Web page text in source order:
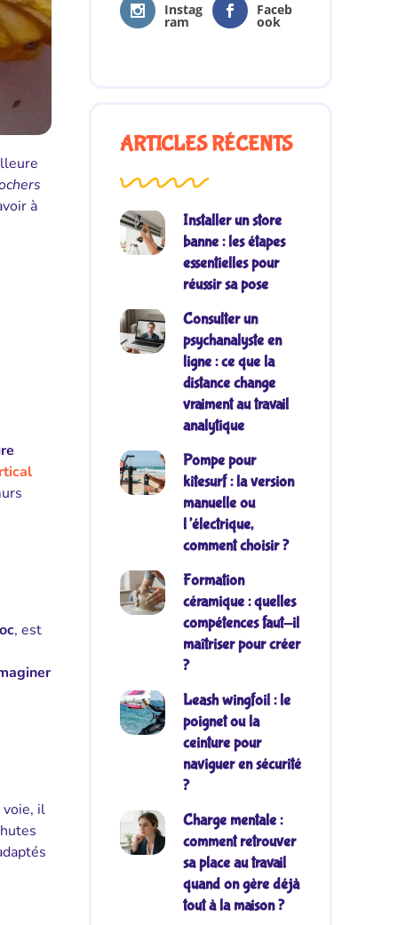
à
, est
voie, il
Instag
ram
Faceb
ook
ARTICLES RÉCENTS
Installer un store
banne : les étapes
essentielles pour
réussir sa pose
Consulter un
psychanalyste en
ligne : ce que la
distance change
vraiment au travail
analytique
Pompe pour
kitesurf : la version
manuelle ou
l’électrique,
comment choisir ?
Formation
céramique : quelles
compétences faut-il
maîtriser pour créer
?
Leash wingfoil : le
poignet ou la
ceinture pour
naviguer en sécurité
?
Charge mentale :
comment retrouver
sa place au travail
quand on gère déjà
tout à la maison ?